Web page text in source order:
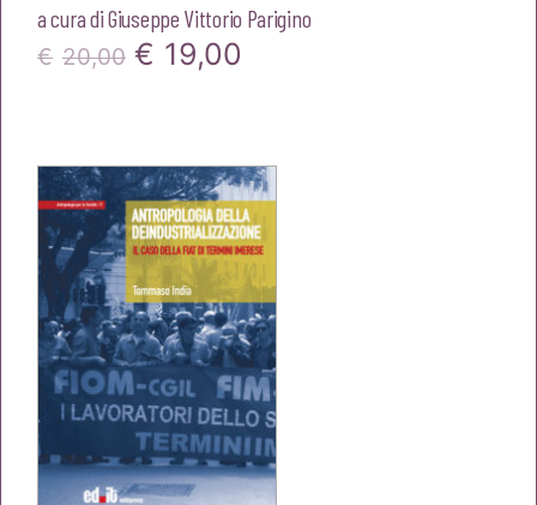
a cura diGiuseppe Vittorio Parigino
€ 20,00 Il
era:
€20,00.
€ 19,00
è:
€19,00.